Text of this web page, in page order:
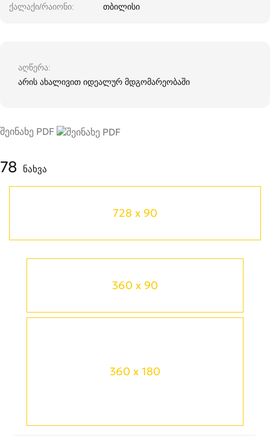
360 x 90
360 x 180
ქალაქი/რაიონი თბილისი
აღწერა
არის ახალივით იდეალურ მდგომარეობაში
შეინახე PDF
78 ნახვა
728 x 90